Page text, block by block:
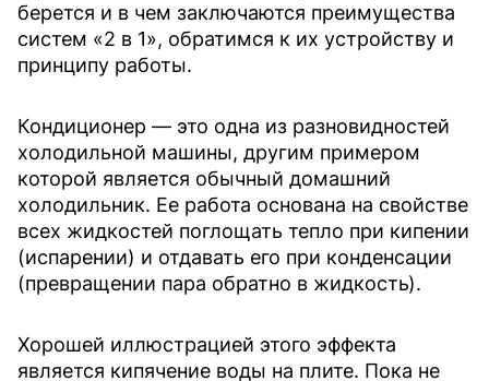
берется и в чем заключаются преимущества
систем «2 в 1», обратимся к их устройству и
принципу работы.
Кондиционер — это одна из разновидностей
холодильной машины, другим примером
которой является обычный домашний
холодильник. Ее работа основана на свойстве
всех жидкостей поглощать тепло при кипении
(испарении) и отдавать его при конденсации
(превращении пара обратно в жидкость).
Хорошей иллюстрацией этого эффекта
является кипячение воды на плите. Пока не